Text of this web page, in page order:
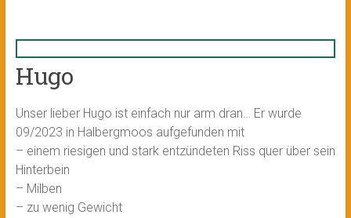
Hugo
Unser lieber Hugo ist einfach nur arm dran… Er wurde
09/2023 in Halbergmoos aufgefunden mit
– einem riesigen und stark entzündeten Riss quer über sein
Hinterbein
– Milben
– zu wenig Gewicht